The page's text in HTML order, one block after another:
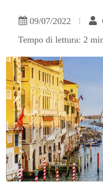
09/07/2022
Tempo di lettura: 2